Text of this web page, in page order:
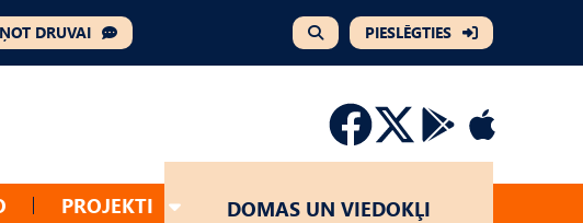
DRUVAI PIESLĒGTIES
PROJEKTI DOMAS UN VIEDOKĻI